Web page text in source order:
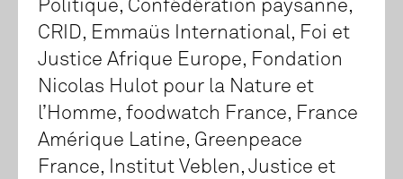
Politique, Confédération paysanne,
CRID, Emmaüs International, Foi et
Justice Afrique Europe, Fondation
Nicolas Hulot pour la Nature et
l’Homme, foodwatch France, France
Amérique Latine, Greenpeace
France, Institut Veblen, Justice et